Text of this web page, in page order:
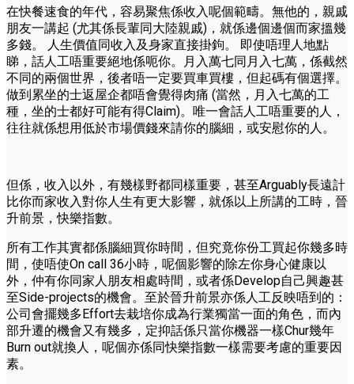
在快餐速食的年代，容易聚焦係收入呢個範疇。無他的，親戚
朋友一講起 (尤其係長輩同大陸親戚)，就係邊個邊個而家搵幾
多錢。 人生價值同收入及身家直接掛鉤。 即使唔理人地點
睇，話人工唔重要絕地係呃你。月入萬七同月入七萬，係截然
不同的兩個世界，後者唔一定要買車買樓，但起碼有個選擇。
做到累坐的士返屋企都唔會覺得肉痛 (當然，月入七萬的工
種，坐的士都好可能有得Claim)。唯一會話人工唔重要的人，
往往就係想用低於市場價錢來請你的腦細，或安慰你的人。
但係，收入以外，有幾樣野都同樣重要，甚至Arguably長遠計
比你而家收入對你人生有更大影響，就係以上所講的工時，晉
升前景，快樂指數。
所有工作其實都係腦細買你時間，但究竟你份工買起你幾多時
間，使唔使On call 36小時，呢個影響的除左你身心健康以
外，仲有你同家人朋友相處時間，或者係Develop自己興趣甚
至Side-projects的機會。至於晉升前景亦係人工反映唔到的：
公司會擺幾多Effort去栽培你成為行業獨當一面的角色，而內
部升遷的機會又有幾多，定抑話係只當你機器一樣Chur幾年
Burn out就換人，呢個亦係同快樂指數一樣需要考慮的重要因
素。